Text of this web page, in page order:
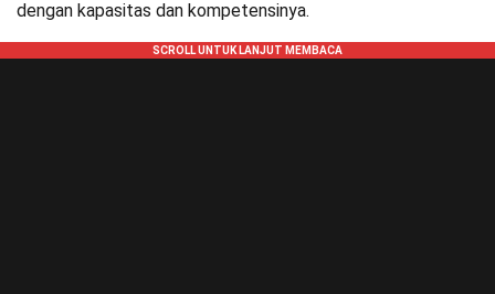
dengan kapasitas dan kompetensinya.